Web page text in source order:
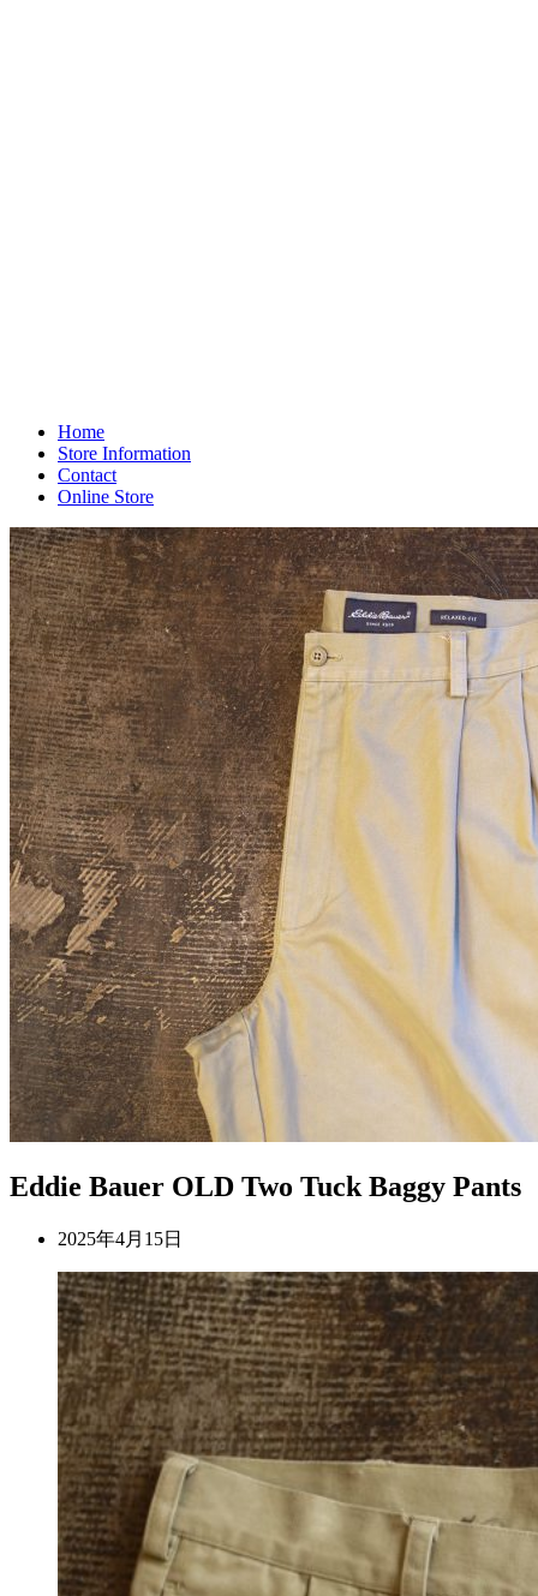
Home
Store Information
Contact
Online Store
Eddie Bauer OLD Two Tuck Baggy Pants
2025年4月15日